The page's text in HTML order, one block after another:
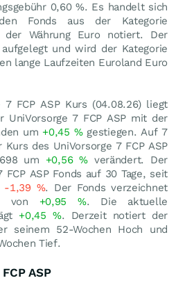
0,60 %. Es handelt sich
Fonds aus der Kategorie
Währung Euro notiert. Der
und wird der Kategorie
lange Laufzeiten Euroland Euro
7 FCP ASP Kurs (04.08.26) liegt
UniVorsorge 7 FCP ASP mit der
um +0,45 %gestiegen. Auf 7
des UniVorsorge 7 FCP ASP
um +0,56%verändert. Der
ASP Fonds auf 30 Tage, seit
-1,39 %. Der Fonds verzeichnet
von +0,95%. Die aktuelle
+0,45 %. Derzeit notiert der
seinem 52-Wochen Hoch und
Tief.
ASP